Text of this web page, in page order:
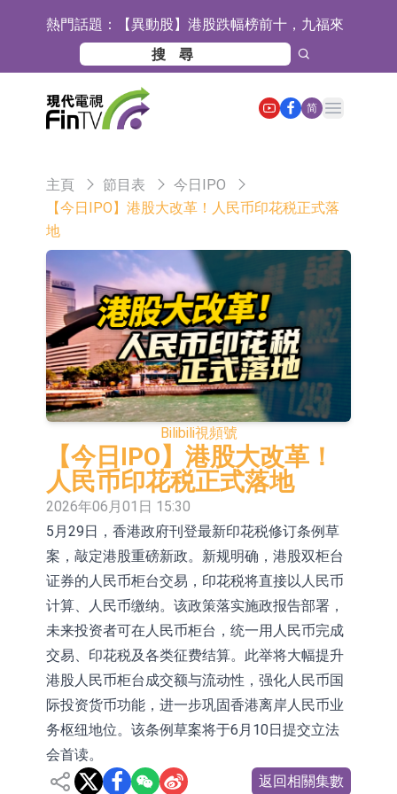
熱門話題： 【異動股】港股跌幅榜前十，九福來
(08611.HK)跌21.43%，天瑞汽車内飾
(06162.HK)跌18.44%
【異動股】港股漲幅榜前十，佳明集
團控股(01271.HK)漲+78.22%，拿森
科技(02261.HK)漲+64.11%
斯迪克：公司為國內摺疊屏核心功能
材料供應商
恒瑞醫藥：公司已在中國獲批上市26
目標客戶的測試認證
上期所：7月份對11個實際控制關系
江總部物業服務項目
亞太股份：公司是零跑汽車和
Stellantis集團的供應商
理工雷科面向邊緣AI場景推出"山
海"系列智算模組 系列產品基於國產
CPU與GPU構建
【異動股】醫療研發外包板塊拉升，
博騰股份(300363.CN)漲20.02%
日韓股市收盤雙雙下跌
依米康：海外交付以東南亞、中東市
場為主 並已取得歐美相關認證
上交所：財通多策略福鑫定期開放靈
活配置混合型發起式證券投資基金臨
時停牌
上交所：景順長城全球半導體芯片產
業股票型證券投資基金臨時停牌
【異動股】港股跌幅榜前十，卡森國
際(00496.HK)跌22.40%，九福來
(08611.HK)跌21.01%
【異動股】港股漲幅榜前十，拿森科
技(02261.HK)漲+75.05%，辰興發展
(02286.HK)漲+64.91%
神火股份：新疆神火鋁水轉化率已
100%
【異動股】焦炭Ⅲ板塊下挫，陝西黑
貓(601015.CN)跌8.38%
浙江證監局對財通證券股份有限公司
採取出具警示函措施
山金國際：港股上市工作正常推進中
简
Open main menu
主頁 節目表
今日IPO
【今日IPO】港股大改革！人民币印花税正式落
地
Bilibili視頻號
【今日IPO】港股大改革！
人民币印花税正式落地
2026年06月01日 15:30
5月29日，香港政府刊登最新印花税修订条例草
案，敲定港股重磅新政。新规明确，港股双柜台
证券的人民币柜台交易，印花税将直接以人民币
计算、人民币缴纳。该政策落实施政报告部署，
未来投资者可在人民币柜台，统一用人民币完成
交易、印花税及各类征费结算。此举将大幅提升
港股人民币柜台成交额与流动性，强化人民币国
际投资货币功能，进一步巩固香港离岸人民币业
务枢纽地位。该条例草案将于6月10日提交立法
会首读。
返回相關集數